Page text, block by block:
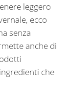
leggero
ecco
senza
anche di
che